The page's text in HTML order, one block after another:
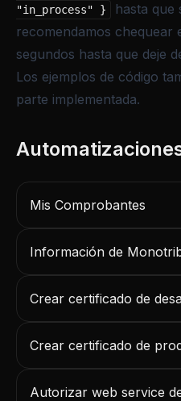
"in_process" }
hasta que
recomendamos chequear
segundos hasta que deje
Los ejemplos de código
parte implementada.
Mis Comprobantes
Información de
Crear certificado de
Crear certificado de
Autorizar web service